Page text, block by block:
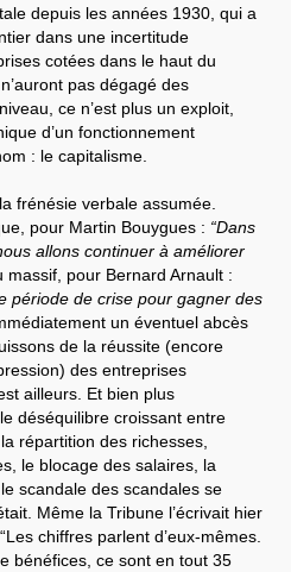
depuis les années 1930, qui a
dans une incertitude
cotées dans le haut du
pas dégagé des
ce n’est plus un exploit,
d’un fonctionnement
: le capitalisme.
frénésie verbale assumée.
pour Martin Bouygues : “Dans
allons continuer à améliorer
massif, pour Bernard Arnault :
période de crise pour gagner des
un éventuel abcès
de la réussite (encore
des entreprises
ailleurs. Et bien plus
déséquilibre croissant entre
répartition des richesses,
le blocage des salaires, la
scandale des scandales se
Même la Tribune l’écrivait hier
chiffres parlent d’eux-mêmes.
bénéfices, ce sont en tout 35